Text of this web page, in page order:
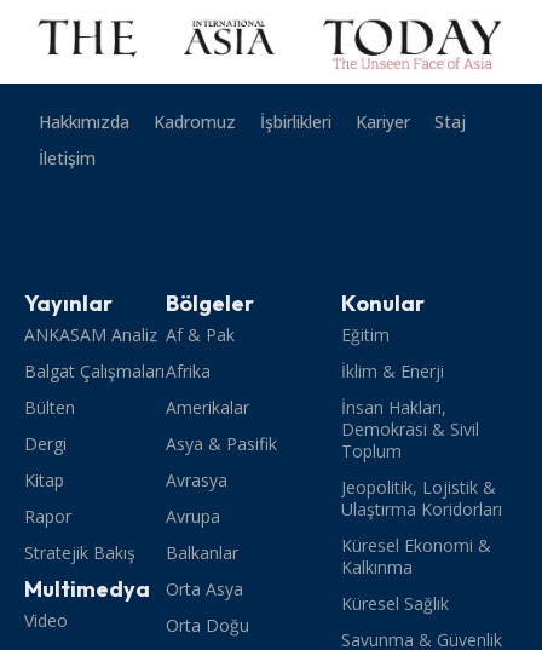
Hakkımızda Kadromuz İşbirlikleri Kariyer
Staj
İletişim
Yayınlar
ANKASAM Analiz
Balgat Çalışmaları
Bülten
Dergi
Kitap
Rapor
Stratejik Bakış
Multimedya
Video
Bölgeler
Af & Pak
Afrika
Amerikalar
Asya & Pasifik
Avrasya
Avrupa
Balkanlar
Orta Asya
Orta Doğu
Konular
Eğitim
İklim & Enerji
İnsan Hakları,
Demokrasi & Sivil
Toplum
Jeopolitik, Lojistik &
Ulaştırma Koridorları
Küresel Ekonomi &
Kalkınma
Küresel Sağlık
Savunma & Güvenlik